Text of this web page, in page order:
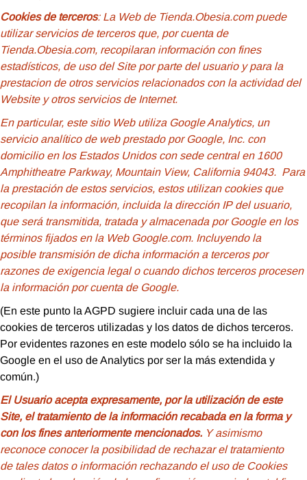
Cookies de terceros: La Web de Tienda.Obesia.com puede
utilizar servicios de terceros que, por cuenta de
Tienda.Obesia.com, recopilaran información con fines
estadísticos, de uso del Site por parte del usuario y para la
prestacion de otros servicios relacionados con la actividad del
Website y otros servicios de Internet.
En particular, este sitio Web utiliza Google Analytics, un
servicio analítico de web prestado por Google, Inc. con
domicilio en los Estados Unidos con sede central en 1600
Amphitheatre Parkway, Mountain View, California 94043. Para
la prestación de estos servicios, estos utilizan cookies que
recopilan la información, incluida la dirección IP del usuario,
que será transmitida, tratada y almacenada por Google en los
términos fijados en la Web Google.com. Incluyendo la
posible transmisión de dicha información a terceros por
razones de exigencia legal o cuando dichos terceros procesen
la información por cuenta de Google.
(En este punto la AGPD sugiere incluir cada una de las
cookies de terceros utilizadas y los datos de dichos terceros.
Por evidentes razones en este modelo sólo se ha incluido la
Google en el uso de Analytics por ser la más extendida y
común.)
El Usuario acepta expresamente, por la utilización de este
Site, el tratamiento de la información recabada en la forma y
con los fines anteriormente mencionados. Y asimismo
reconoce conocer la posibilidad de rechazar el tratamiento
de tales datos o información rechazando el uso de Cookies